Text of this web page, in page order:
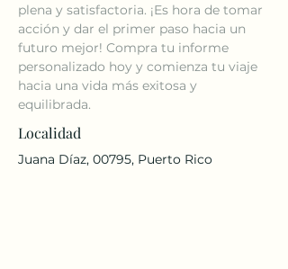
plena y satisfactoria. ¡Es hora de tomar
acción y dar el primer paso hacia un
futuro mejor! Compra tu informe
personalizado hoy y comienza tu viaje
hacia una vida más exitosa y
equilibrada.
Localidad
Juana Díaz, 00795, Puerto Rico